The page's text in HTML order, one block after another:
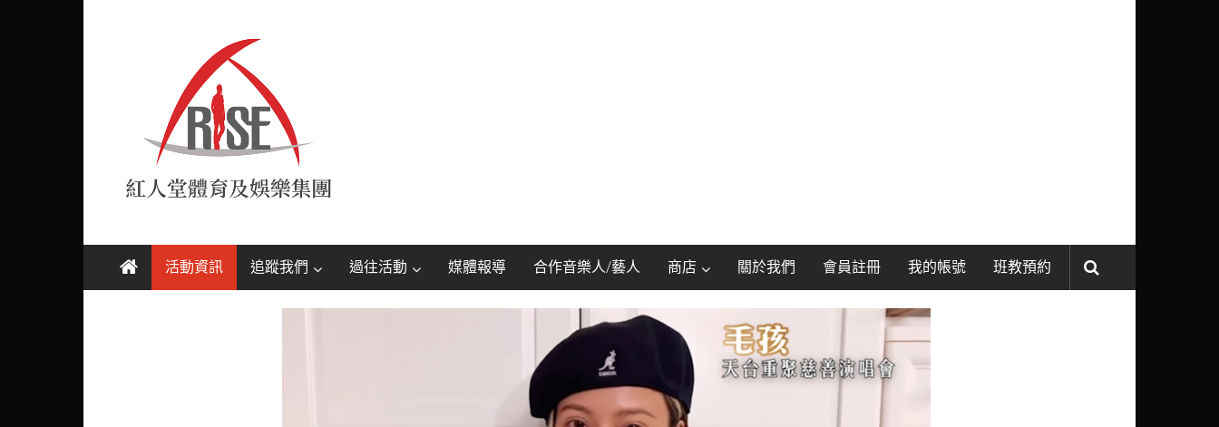
RISE
活動資訊 追蹤我們 過往活動 媒體報導 合作音樂人/藝人 商店 關於我們 會員註冊 我的帳號 班教預約